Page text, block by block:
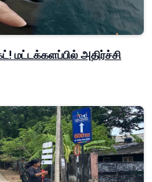
மட்டக்களப்பில் அதிர்ச்சி